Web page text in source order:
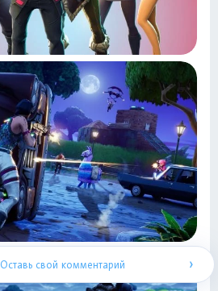
Оставь свой комментарий ›